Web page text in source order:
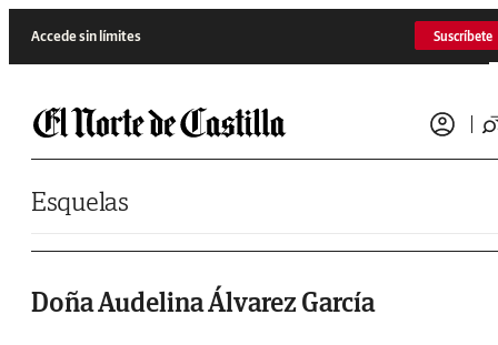
Accede sin límites Suscríbete
Esquelas
Doña Audelina Álvarez García